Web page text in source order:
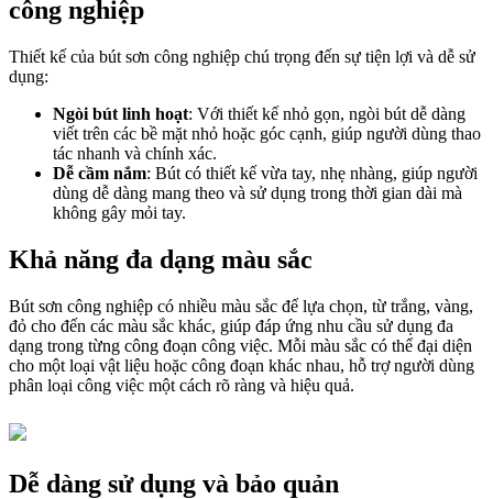
công nghiệp
Thiết kế của bút sơn công nghiệp chú trọng đến sự tiện lợi và dễ sử
dụng:
Ngòi bút linh hoạt: Với thiết kế nhỏ gọn, ngòi bút dễ dàng
viết trên các bề mặt nhỏ hoặc góc cạnh, giúp người dùng thao
tác nhanh và chính xác.
Dễ cầm nắm: Bút có thiết kế vừa tay, nhẹ nhàng, giúp người
dùng dễ dàng mang theo và sử dụng trong thời gian dài mà
không gây mỏi tay.
Khả năng đa dạng màu sắc
Bút sơn công nghiệp có nhiều màu sắc để lựa chọn, từ trắng, vàng,
đỏ cho đến các màu sắc khác, giúp đáp ứng nhu cầu sử dụng đa
dạng trong từng công đoạn công việc. Mỗi màu sắc có thể đại diện
cho một loại vật liệu hoặc công đoạn khác nhau, hỗ trợ người dùng
phân loại công việc một cách rõ ràng và hiệu quả.
Dễ dàng sử dụng và bảo quản